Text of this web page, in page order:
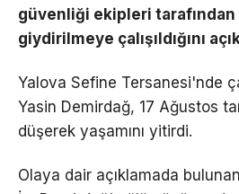
güvenliği ekipleri
giydirilmeye çalışıldığını
Yalova Sefine Tersanesi'nde
Yasin Demirdağ, 17 Ağustos
düşerek yaşamını yitirdi.
Olaya dair açıklamada